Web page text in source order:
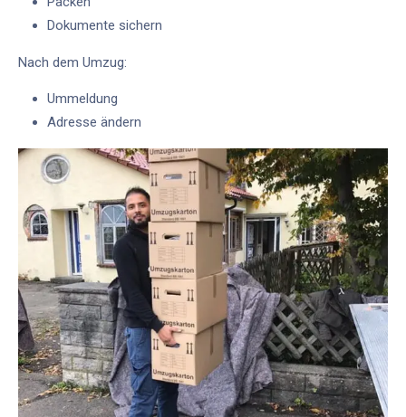
Dokumente sichern
Nach dem Umzug:
Ummeldung
Adresse ändern